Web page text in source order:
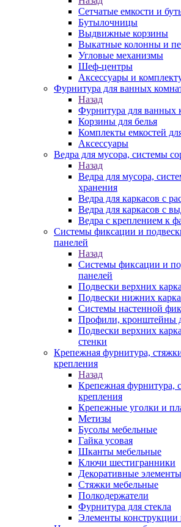
Сетчатые емкости и
Бутылочницы
Выдвижные корзины
Выкатные колонны и
Угловые механизмы
Шеф-центры
Аксессуары и
Фурнитура для ванных
Назад
Фурнитура для ванных
Корзины для белья
Комплекты емкостей
Аксессуары
Ведра для мусора, системы
Назад
Ведра для мусора,
хранения
Ведра для каркасов с
Ведра для каркасов с
Ведра с креплением к
Системы фиксации и
панелей
Назад
Системы фиксации и
панелей
Подвески верхних
Подвески нижних
Системы настенной
Профили, кронштейны
Подвески верхних
стенки
Крепежная фурнитура,
крепления
Назад
Крепежная фурнитура,
крепления
Крепежные уголки и
Метизы
Бусолы мебельные
Гайка усовая
Шканты мебельные
Ключи шестигранники
Декоративные элементы
Стяжки мебельные
Полкодержатели
Фурнитура для стекла
Элементы конструкции